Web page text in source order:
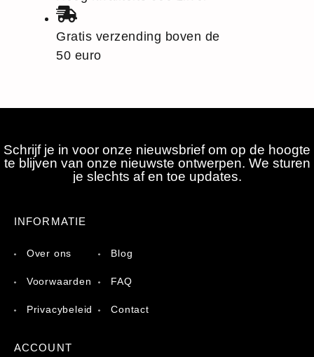
Gratis verzending boven de
50 euro
Schrijf je in voor onze nieuwsbrief om op de hoogte
te blijven van onze nieuwste ontwerpen. We sturen
je slechts af en toe updates.
INFORMATIE
Over ons
Voorwaarden
Privacybeleid
Blog
FAQ
Contact
ACCOUNT